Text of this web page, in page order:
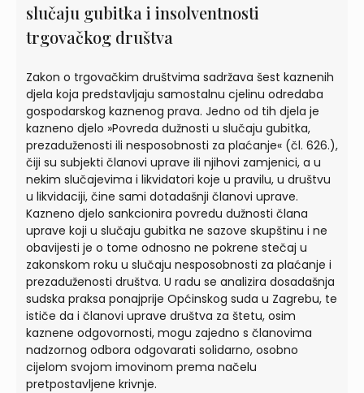
slučaju gubitka i insolventnosti
trgovačkog društva
Zakon o trgovačkim društvima sadržava šest kaznenih
djela koja predstavljaju samostalnu cjelinu odredaba
gospodarskog kaznenog prava. Jedno od tih djela je
kazneno djelo »Povreda dužnosti u slučaju gubitka,
prezaduženosti ili nesposobnosti za plaćanje« (čl. 626.),
čiji su subjekti članovi uprave ili njihovi zamjenici, a u
nekim slučajevima i likvidatori koje u pravilu, u društvu
u likvidaciji, čine sami dotadašnji članovi uprave.
Kazneno djelo sankcionira povredu dužnosti člana
uprave koji u slučaju gubitka ne sazove skupštinu i ne
obavijesti je o tome odnosno ne pokrene stečaj u
zakonskom roku u slučaju nesposobnosti za plaćanje i
prezaduženosti društva. U radu se analizira dosadašnja
sudska praksa ponajprije Općinskog suda u Zagrebu, te
ističe da i članovi uprave društva za štetu, osim
kaznene odgovornosti, mogu zajedno s članovima
nadzornog odbora odgovarati solidarno, osobno
cijelom svojom imovinom prema načelu
pretpostavljene krivnje.